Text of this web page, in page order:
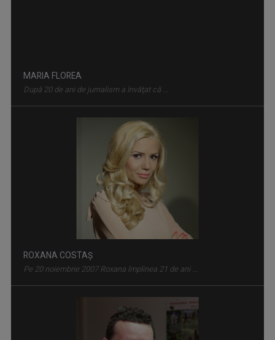
MONOCROM
Sâmbăta, ora 8.00, TVR3
TELEJURNAL REGIONAL
Luni-vineri, ora 17.00
MARIA FLOREA
După 20 de ani de jurnalism a învăţat că ...
ROXANA COSTAȘ
Pe 20 noiembrie 2007 Roxana împlinea 21 de ani ...